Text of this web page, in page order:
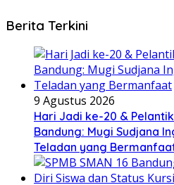
Berita Terkini
9 Agustus 2026
Hari Jadi ke-20 &
Bandung: Mugi Sudjana
Teladan yang